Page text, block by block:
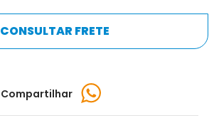
CONSULTAR FRETE
Compartilhar